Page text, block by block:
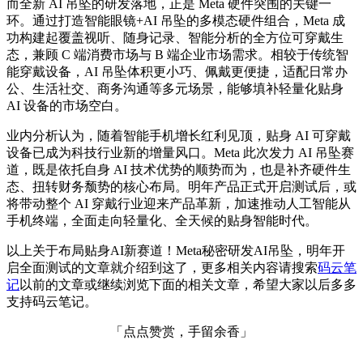
而全新 AI 吊坠的研发落地，正是 Meta 硬件突围的关键一
环。通过打造智能眼镜+AI 吊坠的多模态硬件组合，Meta 成
功构建起覆盖视听、随身记录、智能分析的全方位可穿戴生
态，兼顾 C 端消费市场与 B 端企业市场需求。相较于传统智
能穿戴设备，AI 吊坠体积更小巧、佩戴更便捷，适配日常办
公、生活社交、商务沟通等多元场景，能够填补轻量化贴身
AI 设备的市场空白。
业内分析认为，随着智能手机增长红利见顶，贴身 AI 可穿戴
设备已成为科技行业新的增量风口。Meta 此次发力 AI 吊坠赛
道，既是依托自身 AI 技术优势的顺势而为，也是补齐硬件生
态、扭转财务颓势的核心布局。明年产品正式开启测试后，或
将带动整个 AI 穿戴行业迎来产品革新，加速推动人工智能从
手机终端，全面走向轻量化、全天候的贴身智能时代。
以上关于布局贴身AI新赛道！Meta秘密研发AI吊坠，明年开
启全面测试的文章就介绍到这了，更多相关内容请搜索码云笔
记以前的文章或继续浏览下面的相关文章，希望大家以后多多
支持码云笔记。
「点点赞赏，手留余香」